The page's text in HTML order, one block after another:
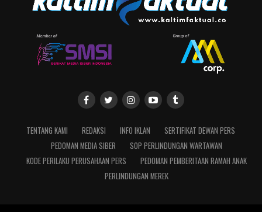
TENTANG KAMI REDAKSI INFO IKLAN
SERTIFIKAT DEWAN PERS
PEDOMAN MEDIA SIBER
SOP PERLINDUNGAN WARTAWAN
KODE PERILAKU PERUSAHAAN PERS
PEDOMAN PEMBERITAAN RAMAH ANAK
PERLINDUNGAN MEREK